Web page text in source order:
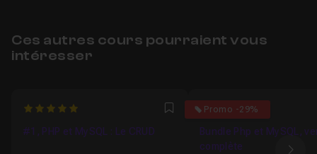
Ces autres cours pourraient vous
intéresser
5 Favori
#1, PHP et MySQL : Le CRUD
Promo -29%
4.9
Bundle Php et MySQL,
complète